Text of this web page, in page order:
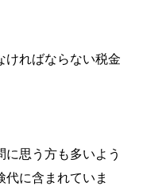
ければならない税金
に思う方も多いよう
代に含まれていま